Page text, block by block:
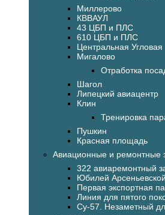
Миллерово
КВВАУЛ
43 ЦБП и ПЛС
610 ЦБП и ПЛС
Центральная Угловая
Мигалово
Отработка
Шагол
Липецкий авиацентр
Клин
Тренировка
Пушкин
Красная площадь
Авиационные и ремонтные
322 авиаремонтный
Юбилей
Первая экспортная
Линия для пятого
Су-57. Незаметный